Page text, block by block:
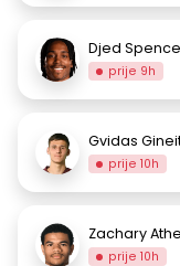
Djed Spence
prije 9h
Gvidas
prije 10h
Zachary
prije 10h